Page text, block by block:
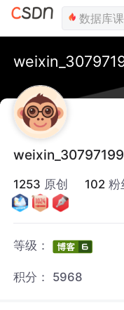
weixin_30797199
1253 原创 102 粉
等级：
积分： 5968